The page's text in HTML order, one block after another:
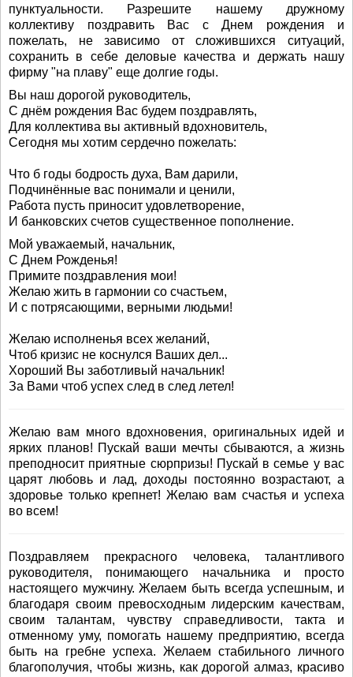
пунктуальности. Разрешите нашему дружному
коллективу поздравить Вас с Днем рождения и
пожелать, не зависимо от сложившихся ситуаций,
сохранить в себе деловые качества и держать нашу
фирму "на плаву" еще долгие годы.
Вы наш дорогой руководитель,
С днём рождения Вас будем поздравлять,
Для коллектива вы активный вдохновитель,
Сегодня мы хотим сердечно пожелать:
Что б годы бодрость духа, Вам дарили,
Подчинённые вас понимали и ценили,
Работа пусть приносит удовлетворение,
И банковских счетов существенное пополнение.
Мой уважаемый, начальник,
С Днем Рожденья!
Примите поздравления мои!
Желаю жить в гармонии со счастьем,
И с потрясающими, верными людьми!
Желаю исполненья всех желаний,
Чтоб кризис не коснулся Ваших дел...
Хороший Вы заботливый начальник!
За Вами чтоб успех след в след летел!
Желаю вам много вдохновения, оригинальных идей и
ярких планов! Пускай ваши мечты сбываются, а жизнь
преподносит приятные сюрпризы! Пускай в семье у вас
царят любовь и лад, доходы постоянно возрастают, а
здоровье только крепнет! Желаю вам счастья и успеха
во всем!
Поздравляем прекрасного человека, талантливого
руководителя, понимающего начальника и просто
настоящего мужчину. Желаем быть всегда успешным, и
благодаря своим превосходным лидерским качествам,
своим талантам, чувству справедливости, такта и
отменному уму, помогать нашему предприятию, всегда
быть на гребне успеха. Желаем стабильного личного
благополучия, чтобы жизнь, как дорогой алмаз, красиво